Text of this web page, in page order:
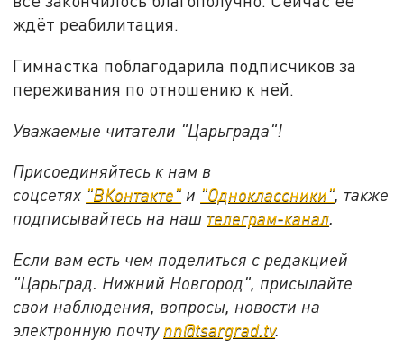
ждёт реабилитация.
Гимнастка поблагодарила подписчиков за
переживания по отношению к ней.
Уважаемые читатели "Царьграда"!
Присоединяйтесь к нам в
соцсетях "ВКонтакте" и "Одноклассники", также
подписывайтесь на наш телеграм-канал.
Если вам есть чем поделиться с редакцией
"Царьград. Нижний Новгород", присылайте
свои наблюдения, вопросы, новости на
электронную почту nn@tsargrad.tv.